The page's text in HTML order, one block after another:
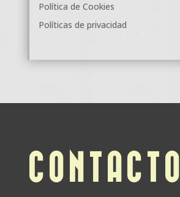
Política de Cookies
Políticas de privacidad
CONTACTO